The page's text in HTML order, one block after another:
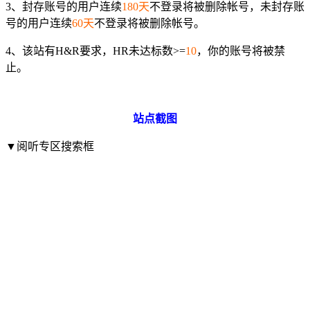
3、封存账号的用户连续180天不登录将被删除帐号，未封存账
号的用户连续60天不登录将被删除帐号。
4、该站有H&R要求，HR未达标数>=10，你的账号将被禁
止。
站点截图
▼阅听专区搜索框